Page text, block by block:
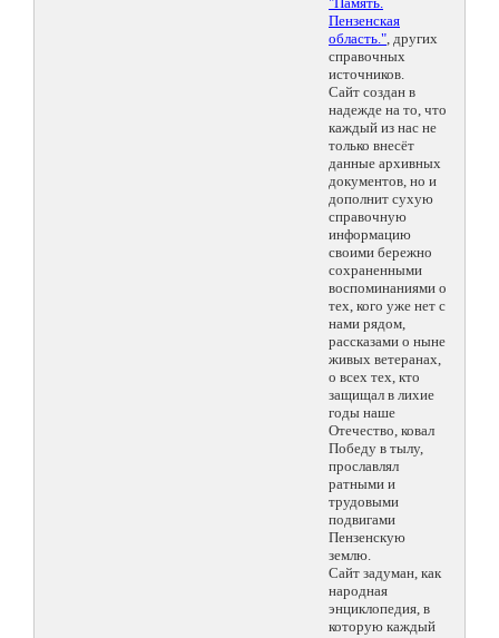
Пензенская
область.", других
справочных
источников.
Сайт создан в
надежде на то, что
каждый из нас не
только внесёт
данные архивных
документов, но и
дополнит сухую
справочную
информацию
своими бережно
сохраненными
воспоминаниями о
тех, кого уже нет с
нами рядом,
рассказами о ныне
живых ветеранах,
о всех тех, кто
защищал в лихие
годы наше
Отечество, ковал
Победу в тылу,
прославлял
ратными и
трудовыми
подвигами
Пензенскую
землю.
Сайт задуман, как
народная
энциклопедия, в
которую каждый